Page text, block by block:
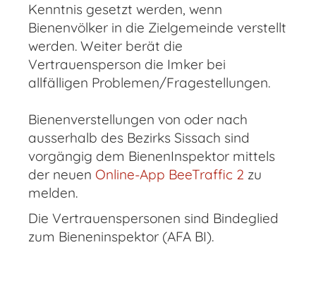
Kenntnis gesetzt werden, wenn
Bienenvölker in die Zielgemeinde verstellt
werden. Weiter berät die
Vertrauensperson die Imker bei
allfälligen Problemen/Fragestellungen.
Bienenverstellungen von oder nach
ausserhalb des Bezirks Sissach sind
vorgängig dem BienenInspektor mittels
der neuen Online-App BeeTraffic 2 zu
melden.
Die Vertrauenspersonen sind Bindeglied
zum Bieneninspektor (AFA BI).